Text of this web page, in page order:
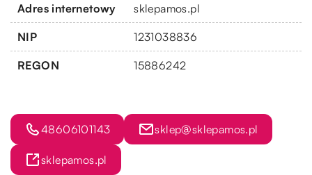
Adres internetowy sklepamos.pl
NIP 1231038836
REGON 15886242
48606101143 sklep@sklepamos.pl
sklepamos.pl